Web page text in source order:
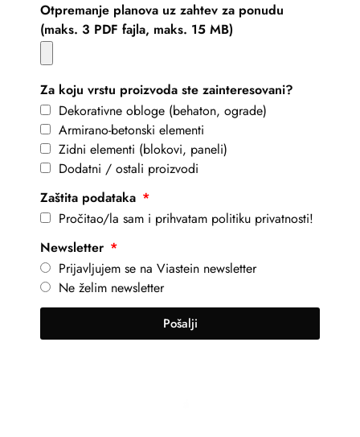
Otpremanje planova uz zahtev za ponudu
(maks. 3 PDF fajla, maks. 15 MB)
Za koju vrstu proizvoda ste zainteresovani?
Dekorativne obloge (behaton, ograde)
Armirano-betonski elementi
Zidni elementi (blokovi, paneli)
Dodatni / ostali proizvodi
Zaštita podataka
Pročitao/la sam i prihvatam politiku privatnosti!
Newsletter
Prijavljujem se na Viastein newsletter
Ne želim newsletter
Pošalji